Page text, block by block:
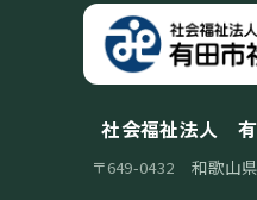
社会福祉法人 有
〒649-0432 和歌山